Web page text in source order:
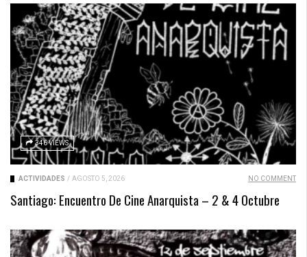
346 VIEWS
ACTIVIDADES / AGOSTO 5, 2026 NO COMMENT
Santiago: Encuentro De Cine Anarquista – 2 & 4 Octubre